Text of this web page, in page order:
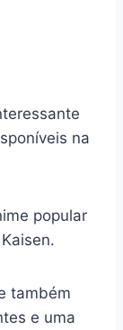
na
popular
também
e uma